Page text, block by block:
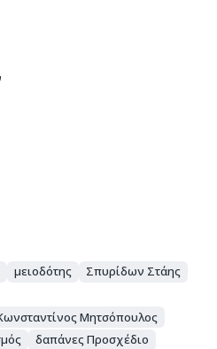
μειοδότης
Σπυρίδων Στάης
Μητσόπουλος
δαπάνες Προσχέδιο